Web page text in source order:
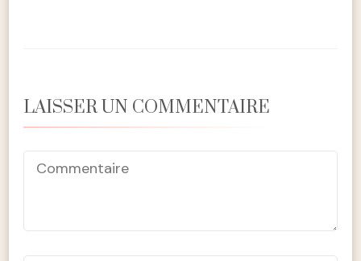
LAISSER UN COMMENTAIRE